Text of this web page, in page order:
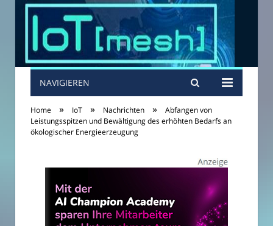
NAVIGIEREN
Home » IoT » Nachrichten »
Abfangen von
Leistungsspitzen und Bewältigung des erhöhten Bedarfs an
ökologischer Energieerzeugung